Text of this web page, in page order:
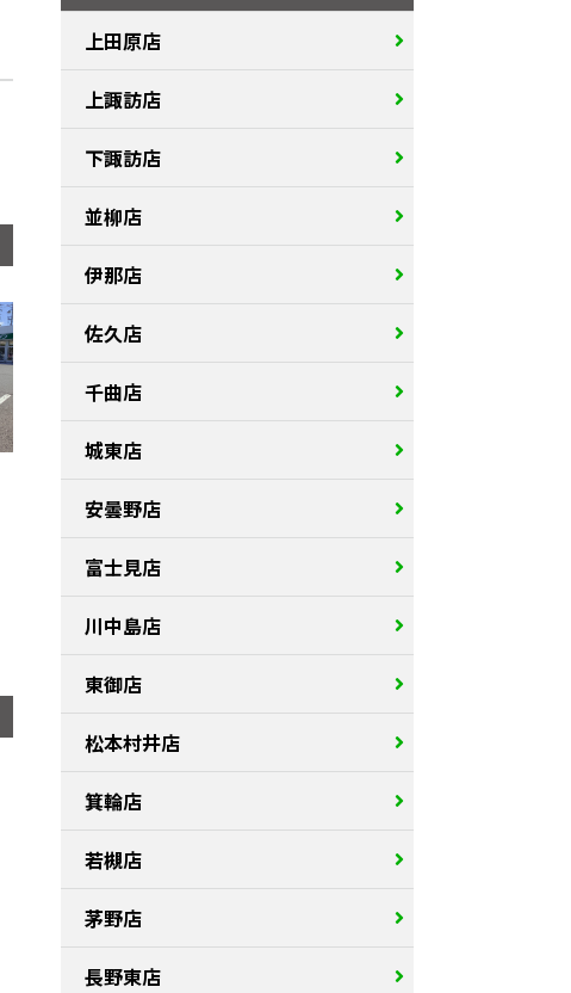
上田原店
上諏訪店
下諏訪店
並柳店
伊那店
佐久店
千曲店
城東店
安曇野店
富士見店
川中島店
東御店
松本村井店
箕輪店
若槻店
茅野店
長野東店